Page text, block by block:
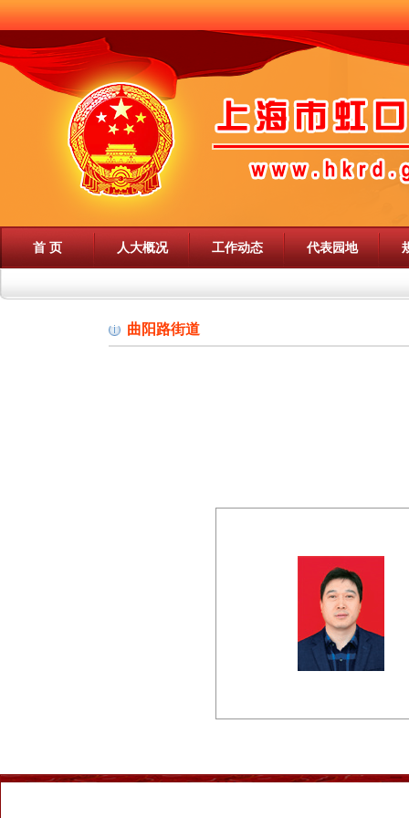
首 页 人大概况 工作动态 代表园地
曲阳路街道